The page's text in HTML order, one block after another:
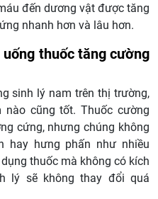
đến dương vật được tăng
nhanh hơn và lâu hơn.
thuốc tăng cường
sinh lý nam trên thị trường,
nào cũng tốt. Thuốc cường
cứng, nhưng chúng không
hay hưng phấn như nhiều
thuốc mà không có kích
lý sẽ không thay đổi quá